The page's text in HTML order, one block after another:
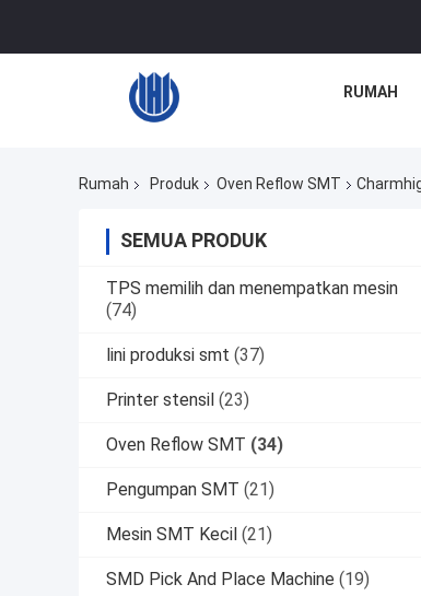
RUMAH
Rumah Produk Oven Reflow SMT
SEMUA PRODUK
TPS memilih dan menempatkan mesin
(74)
lini produksi smt (37)
Printer stensil (23)
Oven Reflow SMT (34)
Pengumpan SMT (21)
Mesin SMT Kecil (21)
SMD Pick And Place Machine (19)